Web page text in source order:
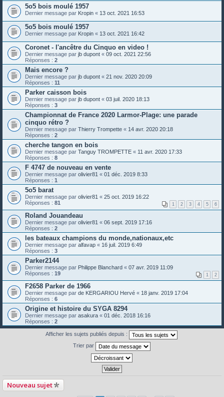
5o5 bois moulé 1957
Dernier message par Kropin « 13 oct. 2021 16:53
5o5 bois moulé 1957
Dernier message par Kropin « 13 oct. 2021 16:42
Coronet - l'ancêtre du Cinquo en video !
Dernier message par jb dupont « 09 oct. 2021 22:56
Réponses : 2
Mais encore ?
Dernier message par jb dupont « 21 nov. 2020 20:09
Réponses : 11
Parker caisson bois
Dernier message par jb dupont « 03 juil. 2020 18:13
Réponses : 3
Championnat de France 2020 Larmor-Plage: une parade
cinquo rétro ?
Dernier message par Thierry Trompette « 14 avr. 2020 20:18
Réponses : 2
cherche tangon en bois
Dernier message par Tanguy TROMPETTE « 11 avr. 2020 17:33
Réponses : 8
F 4747 de nouveau en vente
Dernier message par olivier81 « 01 déc. 2019 8:33
Réponses : 1
5o5 barat
Dernier message par olivier81 « 25 oct. 2019 16:22
Réponses : 81 1 2 3 4 5 6
Roland Jouandeau
Dernier message par olivier81 « 06 sept. 2019 17:16
Réponses : 2
les bateaux champions du monde,nationaux,etc
Dernier message par alfavap « 16 juil. 2019 6:49
Réponses : 3
Parker2144
Dernier message par Philippe Blanchard « 07 avr. 2019 11:09
Réponses : 19 1 2
F2658 Parker de 1966
Dernier message par de KERGARIOU Hervé « 18 janv. 2019 17:04
Réponses : 6
Origine et histoire du SYGA 8294
Dernier message par asakura « 01 déc. 2018 16:16
Réponses : 2
Afficher les sujets publiés depuis :
Trier par
Nouveau sujet